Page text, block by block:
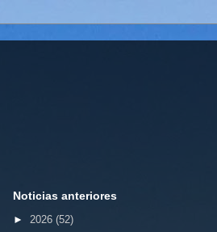
Noticias anteriores
► 2026 (52)